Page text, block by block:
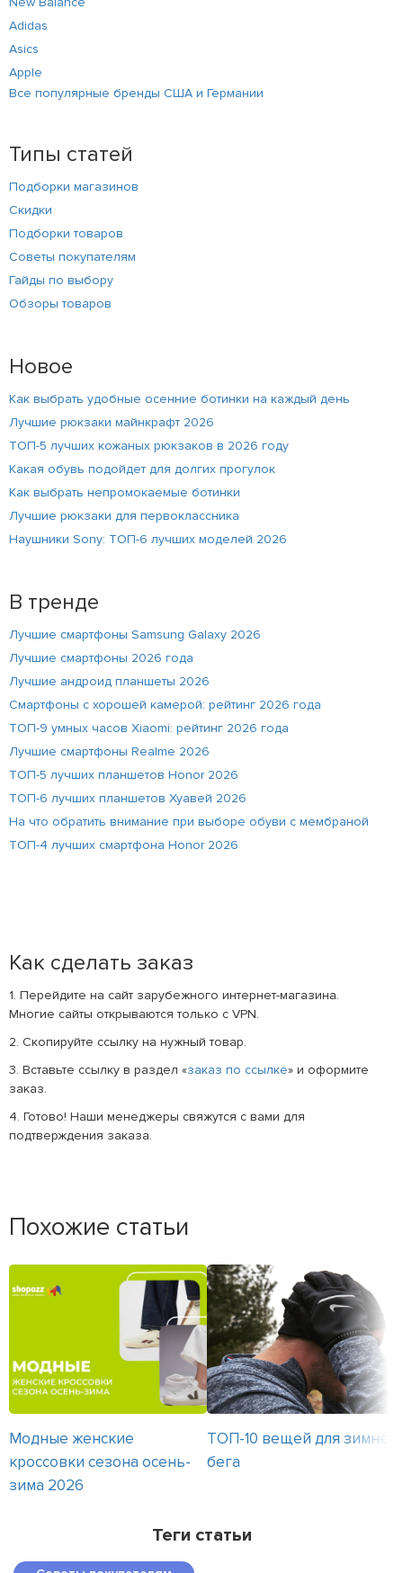
Adidas
Asics
Apple
Все популярные бренды США и Германии
Типы статей
Подборки магазинов
Скидки
Подборки товаров
Советы покупателям
Гайды по выбору
Обзоры товаров
Новое
Как выбрать удобные осенние ботинки на каждый день
Лучшие рюкзаки майнкрафт 2026
ТОП-5 лучших кожаных рюкзаков в 2026 году
Какая обувь подойдет для долгих прогулок
Как выбрать непромокаемые ботинки
Лучшие рюкзаки для первоклассника
Наушники Sony: ТОП-6 лучших моделей 2026
В тренде
Лучшие смартфоны Samsung Galaxy 2026
Лучшие смартфоны 2026 года
Лучшие андроид планшеты 2026
Смартфоны с хорошей камерой: рейтинг 2026 года
ТОП-9 умных часов Xiaomi: рейтинг 2026 года
Лучшие смартфоны Realme 2026
ТОП-5 лучших планшетов Honor 2026
ТОП-6 лучших планшетов Хуавей 2026
На что обратить внимание при выборе обуви с мембраной
ТОП-4 лучших смартфона Honor 2026
Как сделать заказ
1. Перейдите на сайт зарубежного интернет-магазина.
Многие сайты открываются только с VPN.
2. Скопируйте ссылку на нужный товар.
3. Вставьте ссылку в раздел «заказ по ссылке» и оформите
заказ.
4. Готово! Наши менеджеры свяжутся с вами для
подтверждения заказа.
Похожие статьи
Модные женские
кроссовки сезона осень-
зима 2026
ТОП-10 вещей для
бега
Теги статьи